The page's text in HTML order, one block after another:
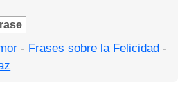
- Frases sobre la Felicidad -